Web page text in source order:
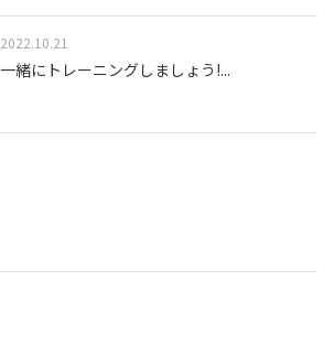
2022.10.21
一緒にトレーニングしましょう!...